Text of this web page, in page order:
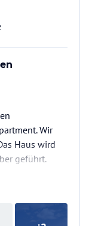
Wir
Haus wird
geführt.